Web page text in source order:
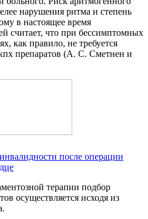
нарушения ритма и степень
в настоящее время
считает, что при бессимптомных
как правило, не требуется
препаратов (А. С. Сметнен и
после операции
терапии подбор
осуществляется исходя из